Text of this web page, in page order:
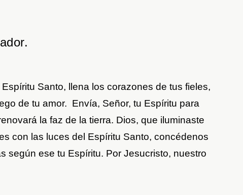
Santo, llena los corazones de tus fieles,
de tu amor. Envía, Señor, tu Espíritu para
la faz de la tierra. Dios, que iluminaste
con las luces del Espíritu Santo, concédenos
según ese tu Espíritu. Por Jesucristo, nuestro